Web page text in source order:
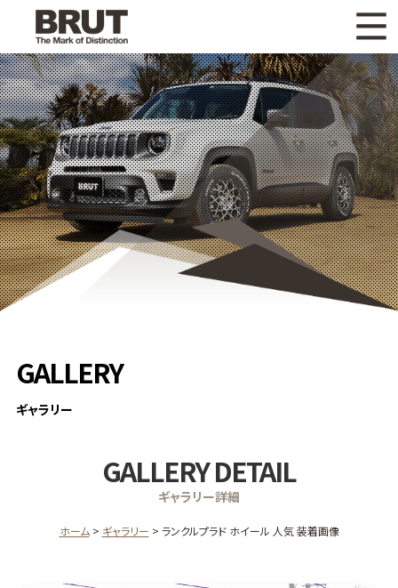
WHAT'S NEW ニュース
WHEEL LINEUP ホイールラインナップ
OTHER PRODUCT 関連製品
GALLERY ギャラリー
CATALOG カタログ請求
PRIVACY POLICY 個人情報保護方針
GALLERY
ギャラリー
GALLERY DETAIL
ギャラリー詳細
ホーム ギャラリー ランクルプラド ホイール 人気 装着画像